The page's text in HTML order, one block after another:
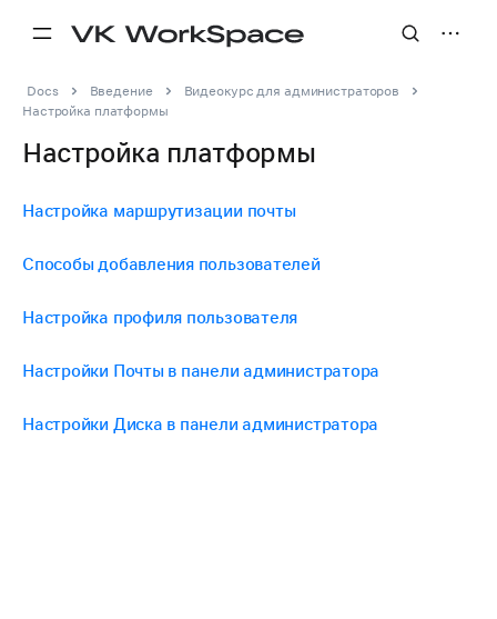
Docs Введение
Видеокурс для администраторов
Настройка платформы
Настройка платформы
Настройка маршрутизации почты
Способы добавления пользователей
Настройка профиля пользователя
Настройки Почты в панели администратора
Настройки Диска в панели администратора